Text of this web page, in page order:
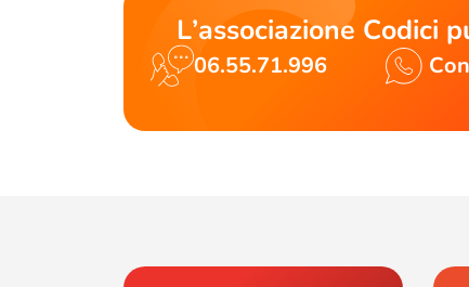
L’associazione
06.55.71.996